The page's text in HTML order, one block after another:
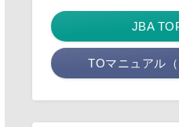
JBA
TOマニュアル（